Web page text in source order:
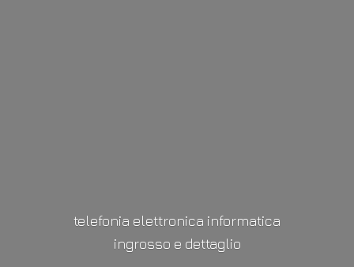
telefonia elettronica informatica
ingrosso e dettaglio